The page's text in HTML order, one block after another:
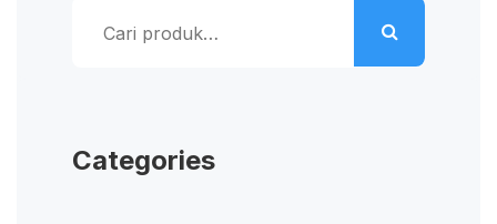
untuk:
Categories